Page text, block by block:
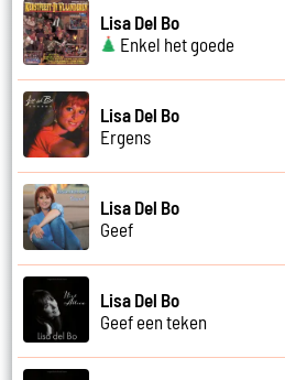
Lisa Del Bo
Enkel het goede
Lisa Del Bo
Ergens
Lisa Del Bo
Geef
Lisa Del Bo
Geef een teken